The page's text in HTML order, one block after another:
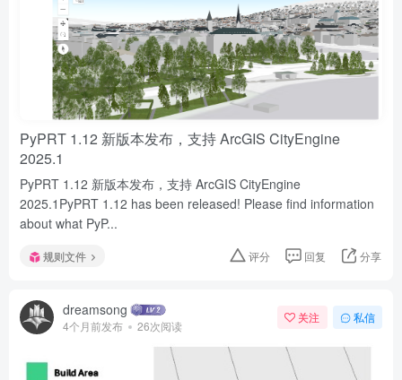
PyPRT 1.12 新版本发布，支持 ArcGIS CityEngine
2025.1
PyPRT 1.12 新版本发布，支持 ArcGIS CityEngine
2025.1PyPRT 1.12 has been released! Please find information
about what PyP...
规则文件 评分 回复 分享
dreamsong
4个月前发布 26次阅读
关注 私信